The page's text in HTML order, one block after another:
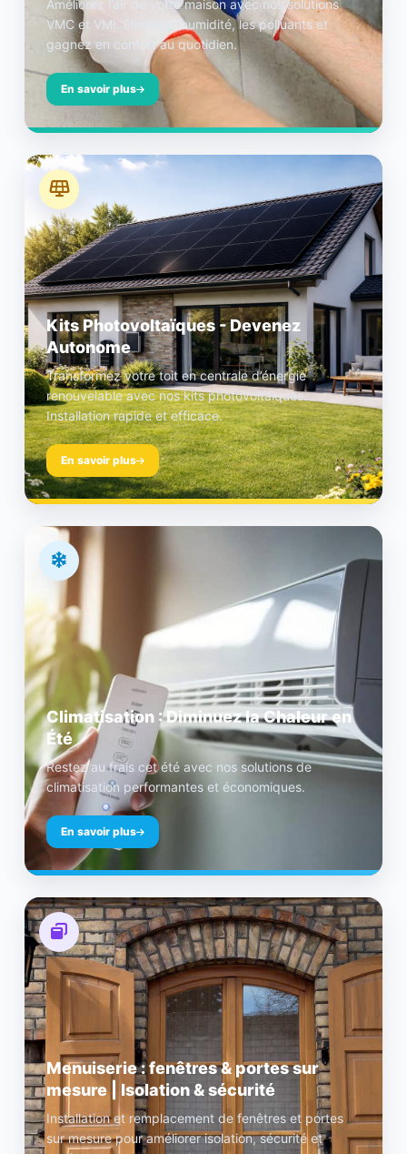
Améliorez l’air de votre maison avec nos solutions
VMC et VMI. Éliminez l’humidité, les polluants et
gagnez en confort au quotidien.
En savoir plus
Kits Photovoltaïques - Devenez
Autonome
Transformez votre toit en centrale d’énergie
renouvelable avec nos kits photovoltaïques.
Installation rapide et efficace.
En savoir plus
Climatisation : Diminuez la Chaleur en
Été
Restez au frais cet été avec nos solutions de
climatisation performantes et économiques.
En savoir plus
Menuiserie : fenêtres & portes sur
mesure | Isolation & sécurité
Installation et remplacement de fenêtres et portes
sur mesure pour améliorer isolation, sécurité et